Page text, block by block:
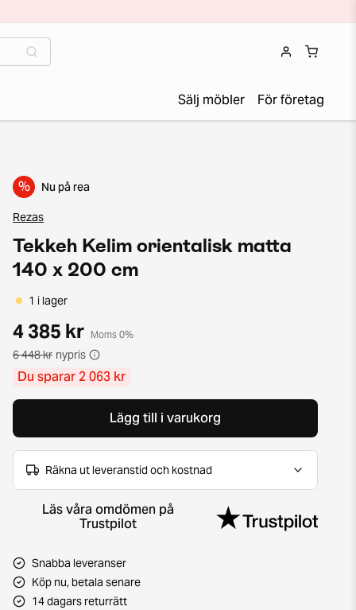
Sälj möbler För företag
% Nu på rea
Rezas
Tekkeh Kelim orientalisk matta
140 x 200 cm
1 i lager
4 385 kr Moms 0%
6 448 kr nypris
Du sparar 2 063 kr
Lägg till i varukorg
Räkna ut leveranstid och kostnad
Läs våra omdömen på
Trustpilot
Snabba leveranser
Köp nu, betala senare
14 dagars returrätt